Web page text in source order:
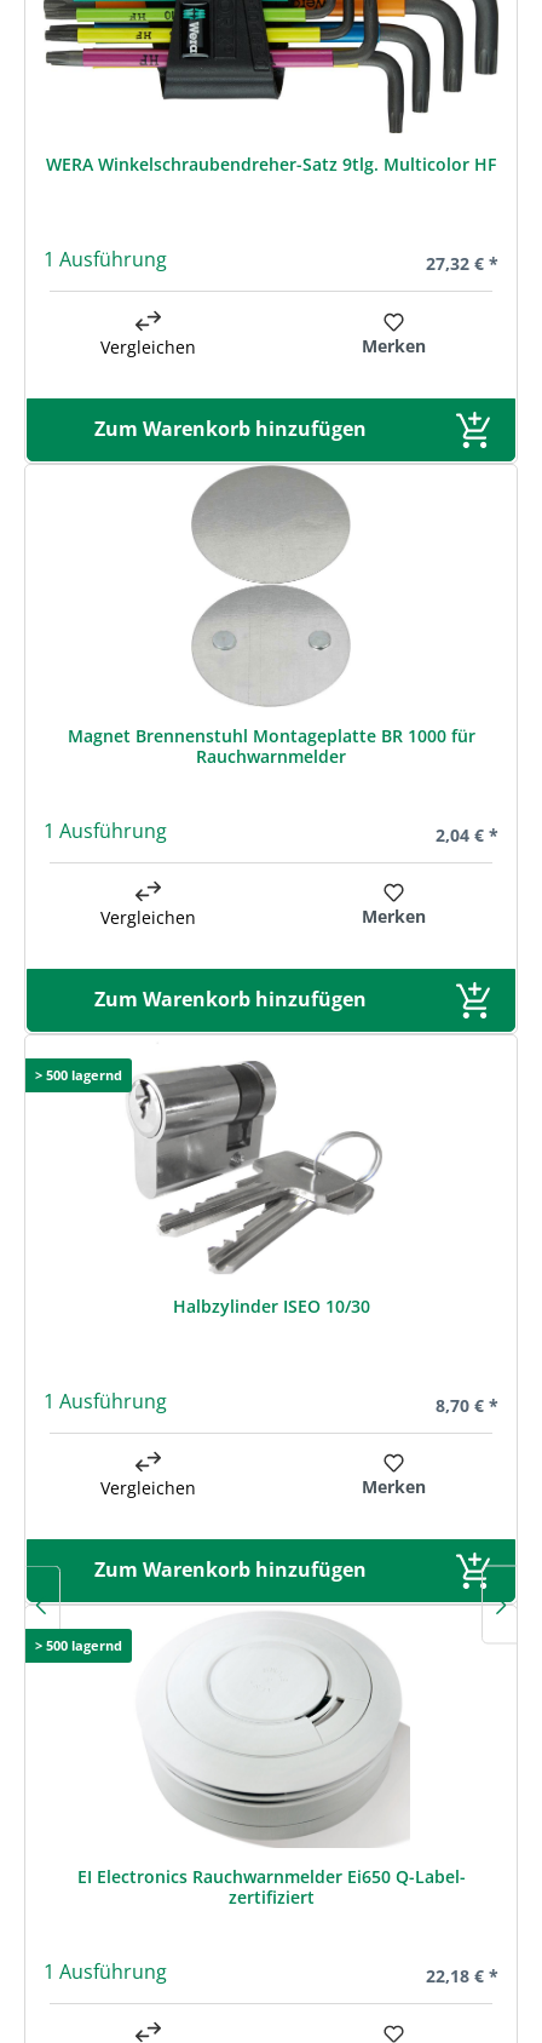
WERA Winkelschraubendreher-Satz 9tlg. Multicolor HF
1 Ausführung Regulärer
27,32 € *
Vergleichen Merken
Zum Warenkorb hinzufügen
Magnet Brennenstuhl Montageplatte BR 1000 für
Rauchwarnmelder
1 Ausführung Regulärer
2,04 € *
Vergleichen Merken
Zum Warenkorb hinzufügen
> 500 lagernd
Halbzylinder ISEO 10/30
1 Ausführung Regulärer
8,70 € *
Vergleichen Merken
Zum Warenkorb hinzufügen
> 500 lagernd
EI Electronics Rauchwarnmelder Ei650 Q-Label-
zertifiziert
1 Ausführung Regulärer
22,18 € *